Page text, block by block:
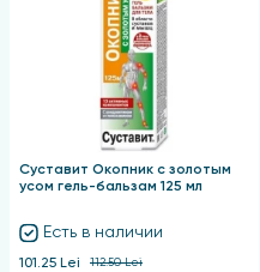
Суставит Окопник с золотым
усом гель-бальзам 125 мл
Есть в наличии
101.25 Lei 112.50 Lei